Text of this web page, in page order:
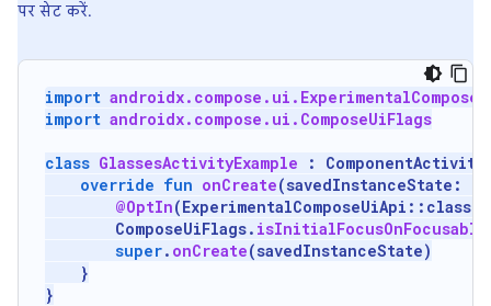
पर सेट करें.
import
import androidx.compose.ui.ComposeUiFlags
class GlassesActivityExample : ComponentActivity
override fun onCreate(savedInstanceState :
@OptIn(ExperimentalComposeUiApi :: class
ComposeUiFlags.
super. onCreate(savedInstanceState)
}
}